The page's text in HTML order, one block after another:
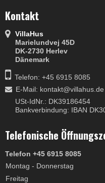
Kontakt
VillaHus
Marielundvej 45D
DK-2730 Herlev
Dänemark
Telefon: +45 6915 8085
E-Mail: kontakt@villahus.de
USt-IdNr.: DK39186454
Bankverbindung: IBAN
Telefonische
Telefon +45 6915 8085
Montag - Donnerstag
Freitag